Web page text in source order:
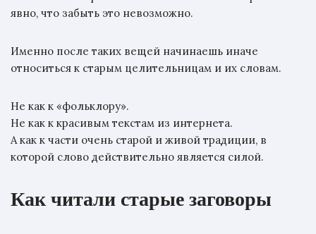
явно, что забыть это невозможно.
Именно после таких вещей начинаешь иначе
относиться к старым целительницам и их словам.
Не как к «фольклору».
Не как к красивым текстам из интернета.
А как к части очень старой и живой традиции, в
которой слово действительно является силой.
Как читали старые заговоры